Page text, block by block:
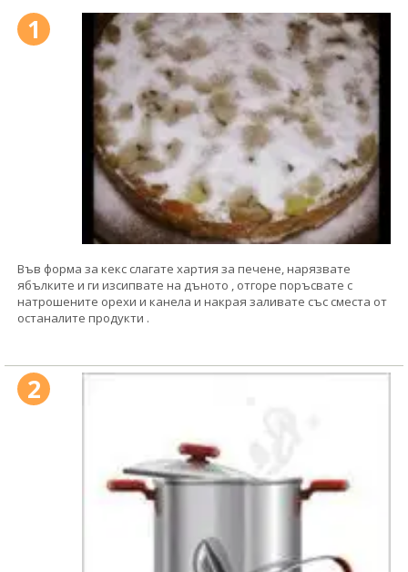
1
Във форма за кекс слагате хартия за печене, нарязвате
ябълките и ги изсипвате на дъното , отгоре поръсвате с
натрошените орехи и канела и накрая заливате със сместа от
останалите продукти .
2